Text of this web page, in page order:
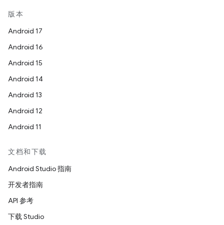
版本
Android 17
Android 16
Android 15
Android 14
Android 13
Android 12
Android 11
文档和下载
Android Studio 指南
开发者指南
API 参考
下载 Studio